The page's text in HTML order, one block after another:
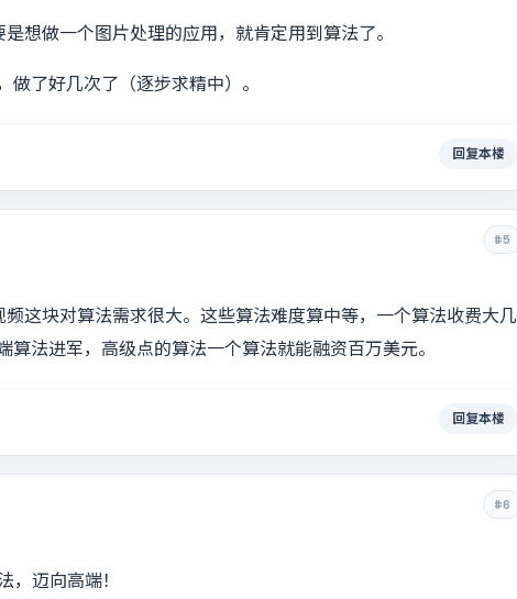
想做一个图片处理的应用，就肯定用到算法了。
了好几次了（逐步求精中）。
回复本楼
#5
频这块对算法需求很大。这些算法难度算中等，一个算法收费大几
法进军，高级点的算法一个算法就能融资百万美元。
回复本楼
#6
，迈向高端！